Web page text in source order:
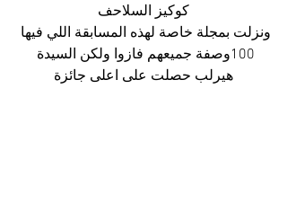
كوكيز السلاحف
ونزلت بمجلة خاصة لهذه المسابقة اللي فيها
100وصفة جميعهم فازوا ولكن السيدة
هيرلب حصلت على اعلى جائزة